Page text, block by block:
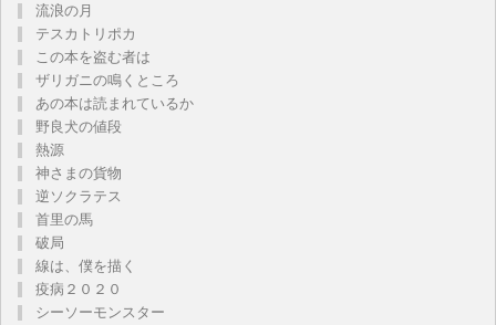
流浪の月
テスカトリポカ
この本を盗む者は
ザリガニの鳴くところ
あの本は読まれているか
野良犬の値段
熱源
神さまの貨物
逆ソクラテス
首里の馬
破局
線は、僕を描く
疫病２０２０
シーソーモンスター